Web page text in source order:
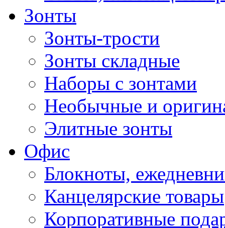
Зонты
Зонты-трости
Зонты складные
Наборы с зонтами
Необычные и
Элитные зонты
Офис
Блокноты,
Канцелярские товары
Корпоративные